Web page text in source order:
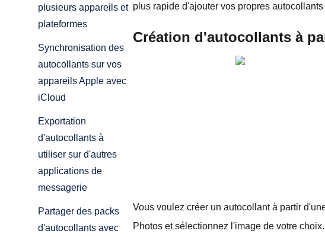
plusieurs appareils et
plateformes
Synchronisation des
autocollants sur vos
appareils Apple avec
iCloud
Exportation
d'autocollants à
utiliser sur d'autres
applications de
messagerie
Partager des packs
d'autocollants avec
plus rapide d'ajouter vos propres
Création d'autocollants à
Vous voulez créer un autocollant à partir
Photos et sélectionnez l'image de votre